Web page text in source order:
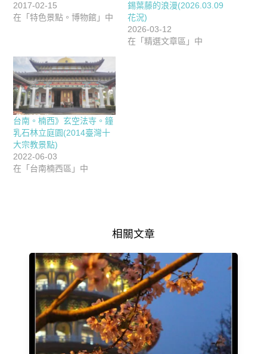
2017-02-15
在「特色景點。博物館」中
錫葉藤的浪漫(2026.03.09
花況)
2026-03-12
在「精選文章區」中
台南。楠西》玄空法寺。鐘
乳石林立庭園(2014臺灣十
大宗教景點)
2022-06-03
在「台南楠西區」中
相關文章